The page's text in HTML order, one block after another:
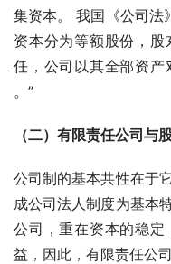
集资本。 我国《公司法
资本分为等额股份，
任，公司以其全部资产
。”
（二）有限责任公司与
公司制的基本共性在于
成公司法人制度为基本
公司，重在资本的稳定
益，因此，有限责任公